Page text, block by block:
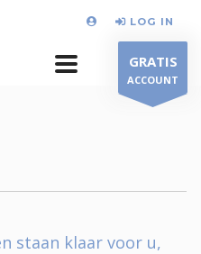
LOG IN
GRATIS
ACCOUNT
staan klaar voor u,